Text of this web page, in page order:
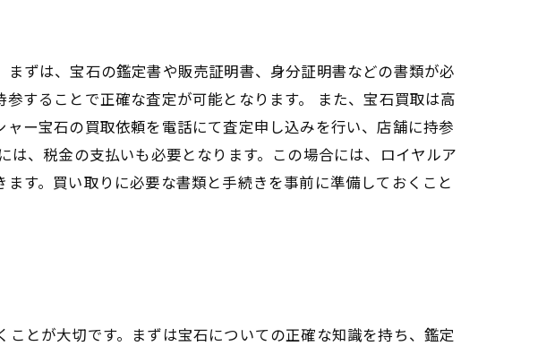
ずは、宝石の鑑定書や販売証明書、身分証明書などの書類が必
することで正確な査定が可能となります。 また、宝石買取は高
ー宝石の買取依頼を電話にて査定申し込みを行い、店舗に持参
、税金の支払いも必要となります。この場合には、ロイヤルア
す。買い取りに必要な書類と手続きを事前に準備しておくこと
とが大切です。まずは宝石についての正確な知識を持ち、鑑定